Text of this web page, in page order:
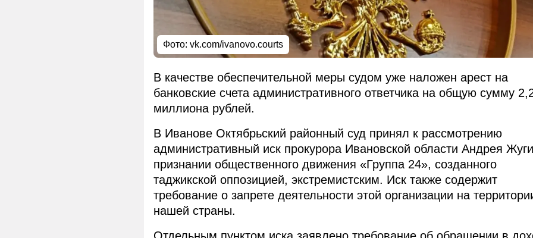
Фото: vk.com/ivanovo.courts
В качестве обеспечительной меры судом уже наложен арест на
банковские счета административного ответчика на общую сумму
миллиона рублей.
В Иванове Октябрьский районный суд принял к рассмотрению
административный иск прокурора Ивановской области Андрея
признании общественного движения «Группа 24», созданного
таджикской оппозицией, экстремистским. Иск также содержит
требование о запрете деятельности этой организации на
нашей страны.